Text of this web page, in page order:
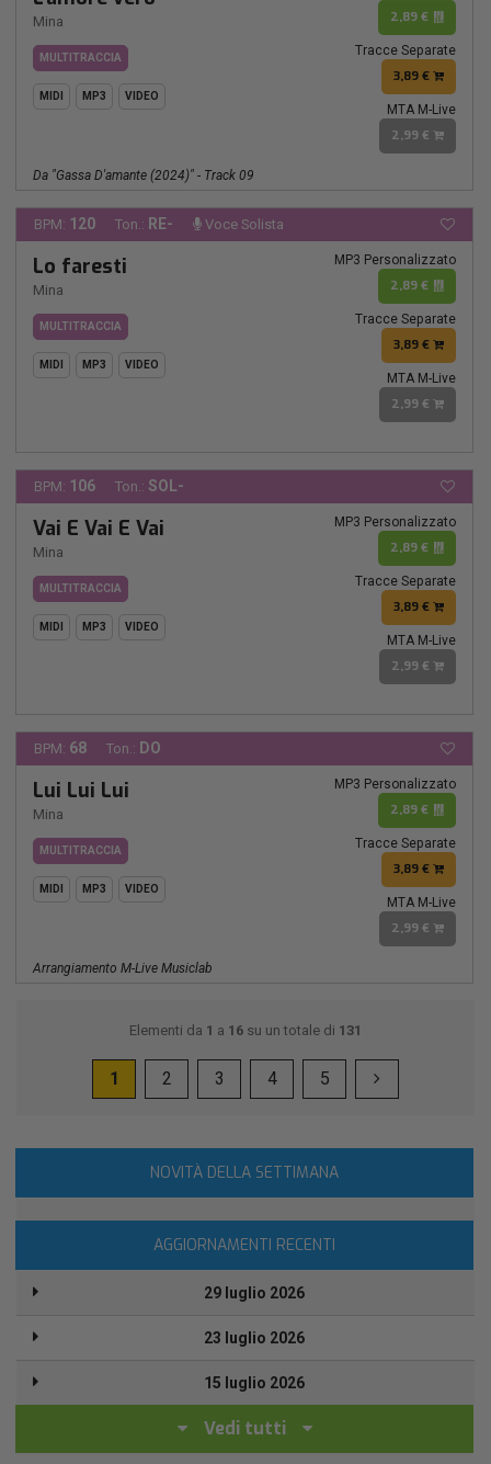
Mina
MULTITRACCIA
MIDI MP3 VIDEO
2,89 €
Tracce Separate
3,89 €
MTA M-Live
2,99 €
Da "Gassa D'amante (2024)" - Track 09
BPM: 120 Ton.: RE- Voce Solista
Lo faresti
Mina
MULTITRACCIA
MIDI MP3 VIDEO
MP3 Personalizzato
2,89 €
Tracce Separate
3,89 €
MTA M-Live
2,99 €
BPM: 106 Ton.: SOL-
Vai E Vai E Vai
Mina
MULTITRACCIA
MIDI MP3 VIDEO
MP3 Personalizzato
2,89 €
Tracce Separate
3,89 €
MTA M-Live
2,99 €
BPM: 68 Ton.: DO
Lui Lui Lui
Mina
MULTITRACCIA
MIDI MP3 VIDEO
MP3 Personalizzato
2,89 €
Tracce Separate
3,89 €
MTA M-Live
2,99 €
Arrangiamento M-Live Musiclab
Elementi da 1 a 16 su un totale di 131
1 2 3 4 5
NOVITÀ DELLA SETTIMANA
AGGIORNAMENTI RECENTI
29 luglio 2026
23 luglio 2026
15 luglio 2026
Vedi tutti